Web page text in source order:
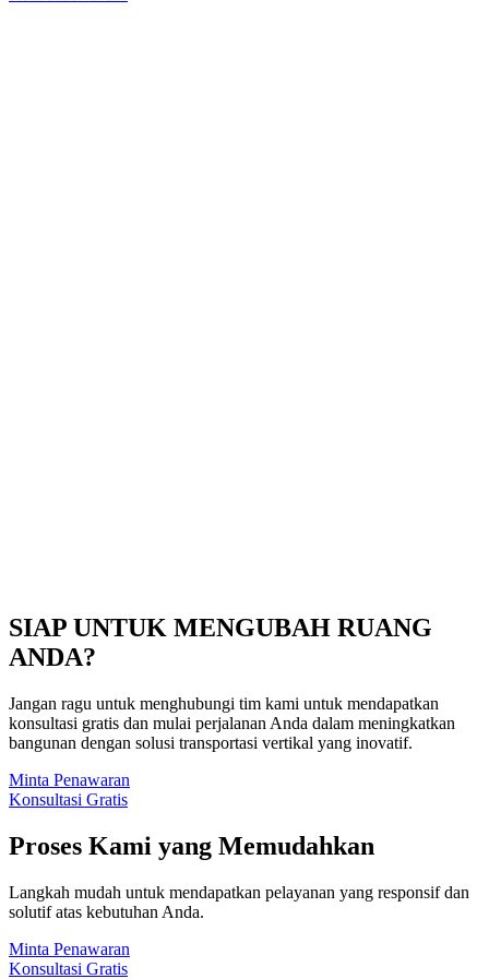
SIAP UNTUK MENGUBAH RUANG
ANDA?​
Jangan ragu untuk menghubungi tim kami untuk mendapatkan
konsultasi gratis dan mulai perjalanan Anda dalam meningkatkan
bangunan dengan solusi transportasi vertikal yang inovatif.
Minta Penawaran
Konsultasi Gratis
Proses Kami yang Memudahkan
Langkah mudah untuk mendapatkan pelayanan yang responsif dan
solutif atas kebutuhan Anda.
Minta Penawaran
Konsultasi Gratis